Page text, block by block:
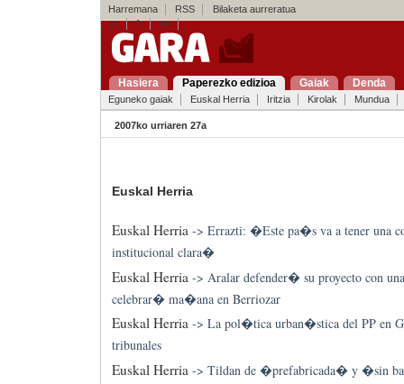
Harremana RSS
Bilaketa aurreratua
es
fr en
Hasiera Paperezko edizioa Gaiak Denda
Eguneko gaiak Euskal Herria Iritzia Kirolak Mundua
2007ko urriaren 27a
Euskal Herria
Euskal Herria-> Errazti: �Este pa�s va a tener una
institucional clara�
Euskal Herria -> Aralar defender� su proyecto con
celebrar� ma�ana en Berriozar
Euskal Herria-> La pol�tica urban�stica del PP en
tribunales
Euskal Herria -> Tildan de �prefabricada� y �sin